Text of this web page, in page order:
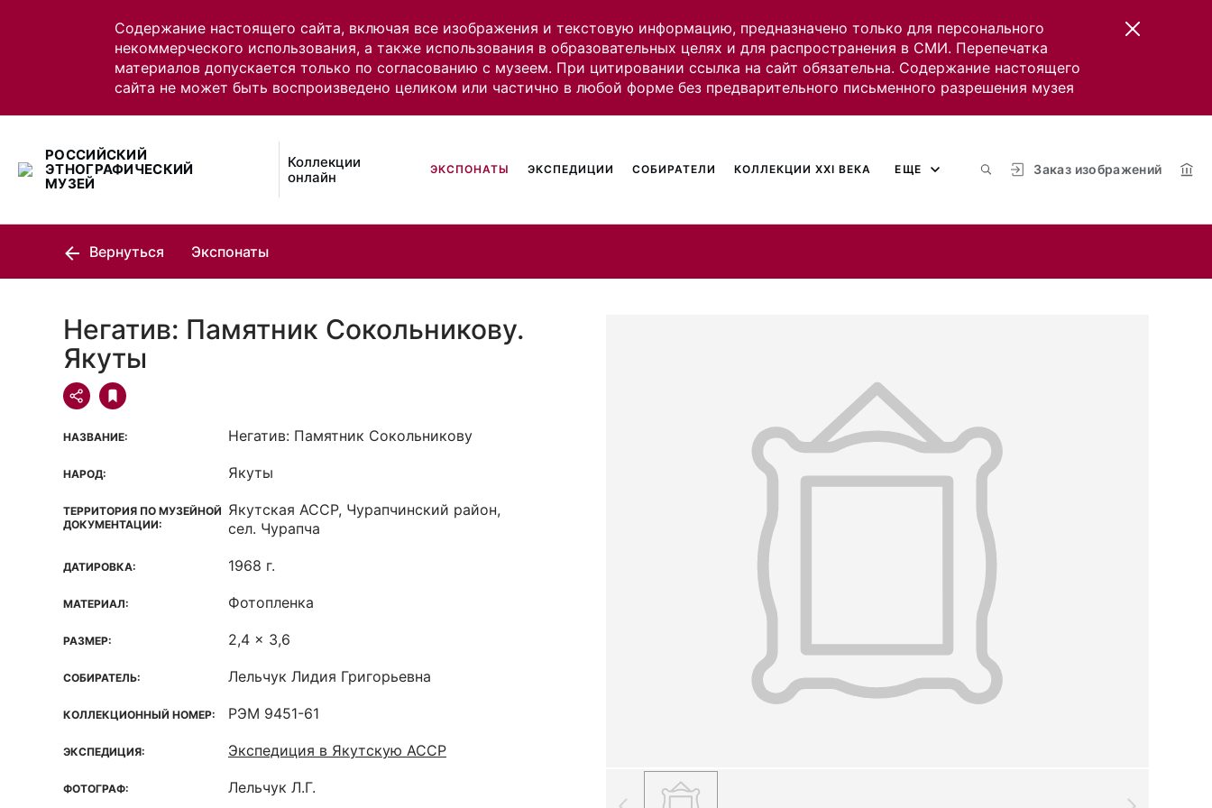
Содержание настоящего сайта, включая все изображения и текстовую информацию, предназначено только для персонального
некоммерческого использования, а также использования в образовательных целях и для распространения в СМИ. Перепечатка
материалов допускается только по согласованию с музеем. При цитировании ссылка на сайт обязательна. Содержание настоящего
сайта не может быть воспроизведено целиком или частично в любой форме без предварительного письменного разрешения музея
РОССИЙСКИЙ
ЭТНОГРАФИЧЕСКИЙ
МУЗЕЙ
Коллекции
онлайн
Заказ изображений
ЭКСПОНАТЫ ЭКСПЕДИЦИИ СОБИРАТЕЛИ КОЛЛЕКЦИИ XXI ВЕКА ЕЩЕ
Вернуться Экспонаты
Негатив: Памятник Сокольникову.
Якуты
НАЗВАНИЕ: Негатив: Памятник Сокольникову
НАРОД: Якуты
ТЕРРИТОРИЯ ПО МУЗЕЙНОЙ
ДОКУМЕНТАЦИИ:
Якутская ACCP, Чурапчинский район,
сел. Чурапча
ДАТИРОВКА: 1968 г.
МАТЕРИАЛ: Фотопленка
РАЗМЕР: 2,4 x 3,6
СОБИРАТЕЛЬ: Лельчук Лидия Григорьевна
КОЛЛЕКЦИОННЫЙ НОМЕР: РЭМ 9451-61
ЭКСПЕДИЦИЯ: Экспедиция в Якутскую АССР
ФОТОГРАФ: Лельчук Л.Г.